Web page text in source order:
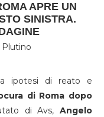
APRE UN
SINISTRA.
Plutino
ipotesi di reato e
di Roma dopo
di Avs,Angelo